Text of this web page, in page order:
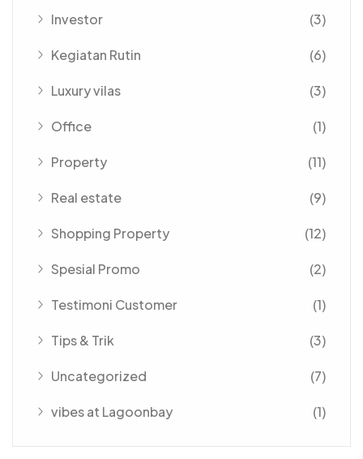
Investor (3)
Kegiatan Rutin (6)
Luxury vilas (3)
Office (1)
Property (11)
Real estate (9)
Shopping Property (12)
Spesial Promo (2)
Testimoni Customer (1)
Tips & Trik (3)
Uncategorized (7)
vibes at Lagoonbay (1)